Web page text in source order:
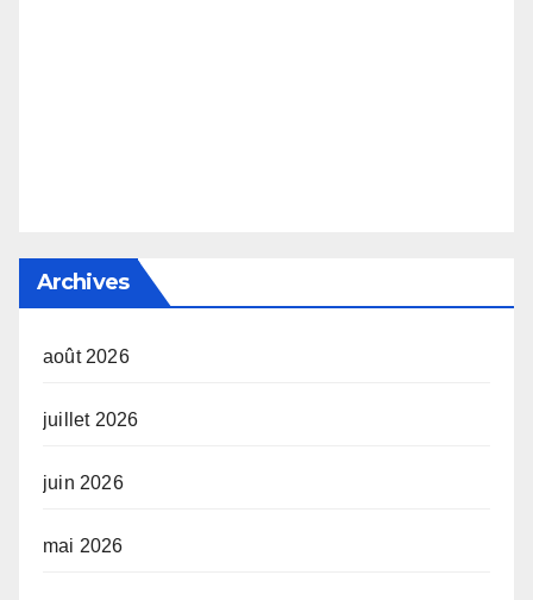
Archives
août 2026
juillet 2026
juin 2026
mai 2026